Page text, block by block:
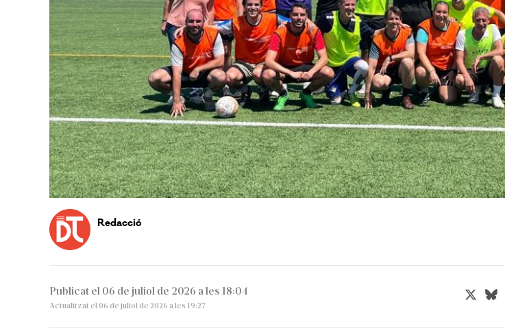
Redacció
Publicat el 06 de juliol de 2026 a les 18:04
Actualitzat el 06 de juliol de 2026 a les 19:27
X